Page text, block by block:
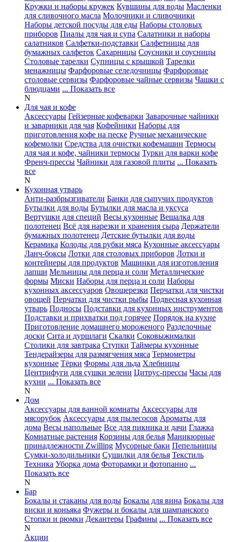
Кружки и наборы кружек Кувшины для воды Масленки
для сливочного масла Молочники и сливочники
Наборы детской посуды для еды Наборы столовых
приборов Пиалы для чая и супа Салатники и наборы
салатников Салфетки-подставки Салфетницы для
бумажных салфеток Сахарницы Соусники и соусницы
Столовые тарелки Супницы с крышкой Тарелки
менажницы Фарфоровые селедочницы Фарфоровые
столовые сервизы Фарфоровые чайные сервизы Чашки с
блюдцами ... Показать все
N
Для чая и кофе
Аксессуары Гейзерные кофеварки Заварочные чайники
и заварники для чая Кофейники Наборы для
приготовления кофе на песке Ручные механические
кофемолки Средства для очистки кофемашин Термосы
для чая и кофе, чайники термосы Турки для варки кофе
Френч-прессы Чайники для газовой плиты ... Показать
все
N
Кухонная утварь
Анти-разбрызгиватели Банки для сыпучих продуктов
Бутылки для воды Бутылки для масла и уксуса
Вертушки для специй Весы кухонные Вешалка для
полотенец Всё для нарезки и хранения сыра Держатели
бумажных полотенец Детские бутылки для воды
Керамика Колоды для рубки мяса Кухонные аксессуары
Ланч-боксы Лотки для столовых приборов Лотки и
контейнеры для продуктов Машинки для изготовления
лапши Мельницы для перца и соли Металлические
формы Миски Наборы для перца и соли Наборы
кухонных аксессуаров Овощерезки Перчатки для чистки
овощей Перчатки для чистки рыбы Подвесная кухонная
утварь Подносы Подставки для кухонных инструментов
Подставки и прихватки под горячее Порядок на кухне
Приготовление домашнего мороженого Разделочные
доски Сита и дуршлаги Скалки Соковыжималки
Столики для завтрака Ступки Таймеры кухонные
Тендерайзеры для размягчения мяса Термометры
кухонные Тёрки Формы для льда Хлебницы
Центрифуги для сушки зелени Цитрус-прессы Часы для
кухни ... Показать все
N
Дом
Аксессуары для ванной комнаты Аксессуары для
мясорубок Аксессуары для пылесосов Ароматы для
дома Весы напольные Все для пикника и дачи Глажка
Комнатные растения Корзины для белья Маникюрные
принадлежности Zwilling Мусорные баки Пепельницы
Сумки-холодильники Сушилки для белья Текстиль
Техника Уборка дома Фоторамки и фотопанно ...
Показать все
N
Бар
Бокалы и стаканы для воды Бокалы для вина Бокалы для
виски и коньяка Фужеры и бокалы для шампанского
Стопки и рюмки Декантеры Графины ... Показать все
N
Акции